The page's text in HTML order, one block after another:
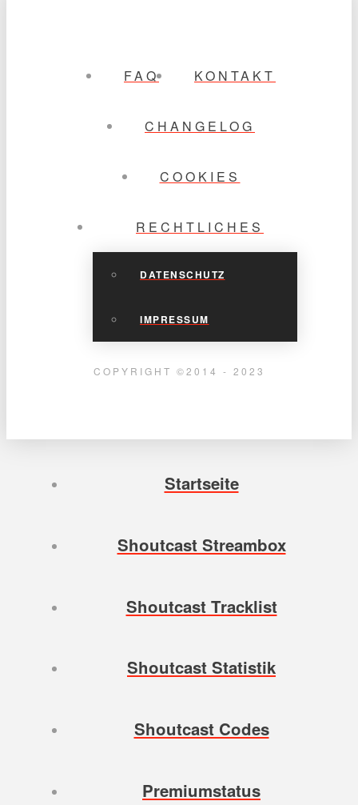
FAQ KONTAKT
CHANGELOG
COOKIES
RECHTLICHES
DATENSCHUTZ
IMPRESSUM
COPYRIGHT ©2014 - 2023
Startseite
Shoutcast Streambox
Shoutcast Tracklist
Shoutcast Statistik
Shoutcast Codes
Premiumstatus